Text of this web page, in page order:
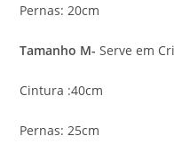
Pernas: 20cm
Tamanho M- Serve em
Cintura :40cm
Pernas: 25cm